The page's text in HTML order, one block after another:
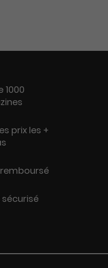
1000
prix les +